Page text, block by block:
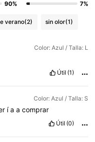
90%
7%
verano(2) sin olor(1)
Color: Azul / Talla: L
Útil (1)
Color: Azul / Talla: S
ía a comprar
Útil (0)